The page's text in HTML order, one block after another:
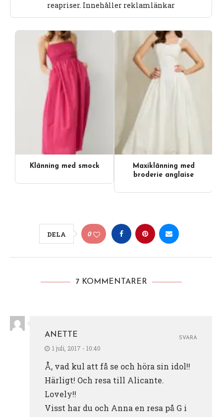
reapriser. Innehåller reklamlänkar
Klänning med smock
Maxiklänning med
broderie anglaise
DELA 0
7 KOMMENTARER
ANETTE
1 juli, 2017 - 10:40
Å, vad kul att få se och höra sin idol!!
Härligt! Och resa till Alicante.
Lovely!!
Visst har du och Anna en resa på G i
SVARA